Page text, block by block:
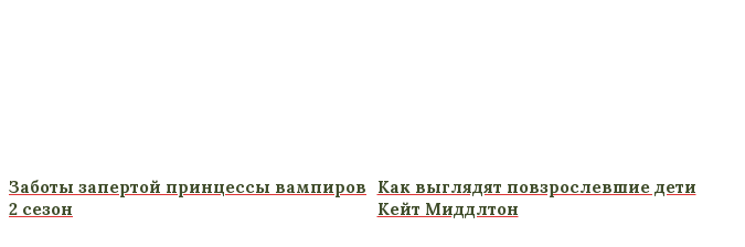
Заботы запертой принцессы вампиров
2 сезон
Как выглядят повзрослевшие дети
Кейт Миддлтон